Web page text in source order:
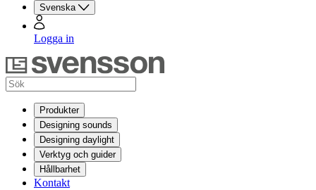
Svenska
Logga in
Produkter
Designing sounds
Designing daylight
Verktyg och guider
Hållbarhet
Kontakt